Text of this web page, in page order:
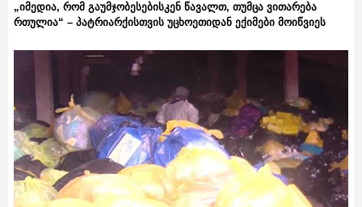
„იმედია, რომ გაუმჯობესებისკენ წავალთ, თუმცა ვითარება
რთულია“ – პატრიარქისთვის უცხოეთიდან ექიმები მოიწვიეს